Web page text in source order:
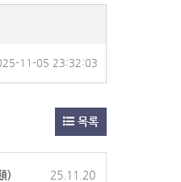
11-05 23:32:03
목록
) 25.11.20